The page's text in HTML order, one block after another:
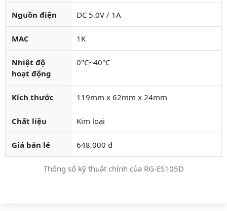
Thông số kỹ thuật chính của RG-ES105D
Nguồn điện DC 5.0V / 1A
MAC 1K
Nhiệt độ
hoạt động
0°C~40°C
Kích thước 119mm x 62mm x 24mm
Chất liệu Kim loại
Giá bán lẻ 648,000 đ